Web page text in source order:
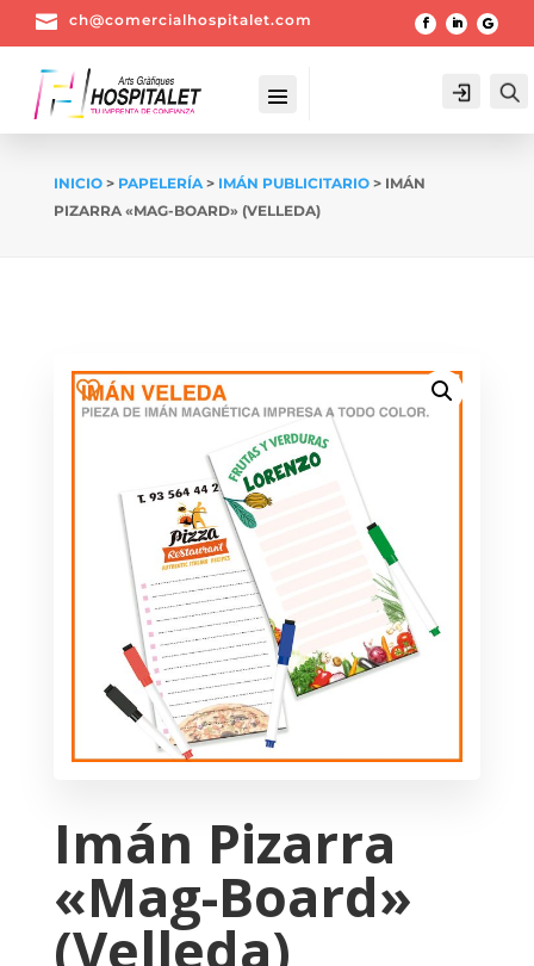
 ch@comercialhospitalet.com
Login
INICIO> PAPELERÍA> IMÁN PUBLICITARIO> IMÁN
PIZARRA «MAG-BOARD» (VELLEDA)
Imán Pizarra
«Mag-Board»
(Velleda)